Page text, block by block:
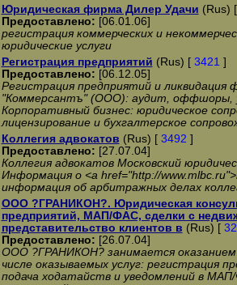
Юридическая фирма Дилер Удачи (Rus)
Предоставлено: [06.01.06]
регистрация коммерческих и
юридические услуги
Регистрация предприятий (Rus) [ 3421 ]
Предоставлено: [06.12.05]
Регистрация предприятий и
"Коммерсантъ" (ООО): аудит, оффшоры,
Корпоративный бизнес: юридическое
лицензирование и бухгалтерское
Коллегия адвокатов (Rus) [ 3492 ]
Предоставлено: [27.07.04]
Коллегия адвокатов Московский
Информация о <a href="http://
информация об арбитражных делах
ООО ?ГРАНИКОН?. Юридическая
предприятий, МАП/ФАС, сделки с
представительство клиентов в (Rus) [
Предоставлено: [26.07.04]
ООО ?ГРАНИКОН? занимается оказанием
числе оказываемых услуг: регистрация
подача ходатайств и уведомлений в